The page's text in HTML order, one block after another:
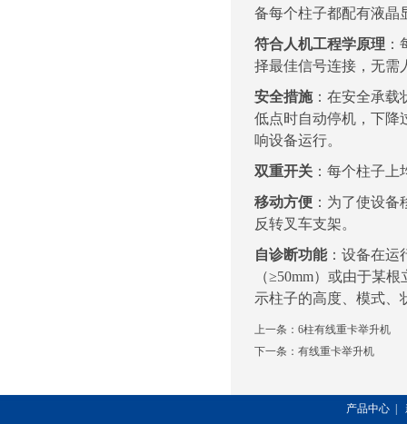
备每个柱子都配有液晶
符合人机工程学原理
择最佳信号连接，无需
安全措施：在安全承载
低点时自动停机，下降
响设备运行。
双重开关 ：每个柱子
移动方便 ：为了使设
反转叉车支架。
自诊断功能：设备在运
（≥50mm）或由于某根
示柱子的高度、模式、
上一条： 6柱有线重卡举升机
下一条： 有线重卡举升机
产品中心